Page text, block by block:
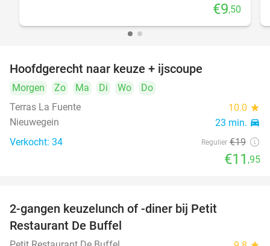
€9,50
Hoofdgerecht naar keuze + ijscoupe
Morgen Zo Ma Di Wo
Do
Terras La Fuente
10.0 star
Nieuwegein 23 min. directions_car
Verkocht: 34 Regulier €19
€11 ,95
2-gangen keuzelunch of -diner bij Petit
Restaurant De Buffel